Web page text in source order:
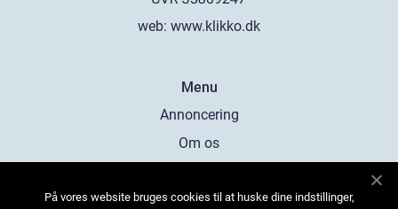
web: www.klikko.dk
Menu
Annoncering
Om os
Kontakt os
På vores website bruges cookies til at huske dine indstillinger,